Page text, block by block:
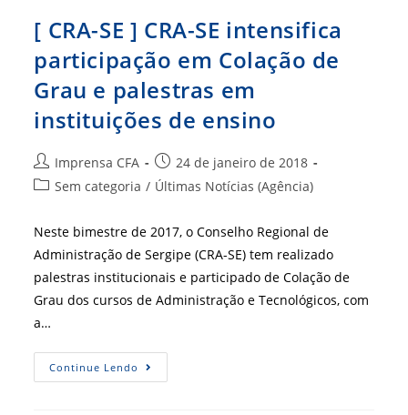
Profissional
Será
A
Partir
De
Março
[ CRA-SE ] CRA-SE intensifica
participação em Colação de
Grau e palestras em
instituições de ensino
Autor
do
Imprensa CFA
Post
publicado:
24 de janeiro de 2018
Categoria
post:
Sem categoria / Últimas Notícias (Agência)
Neste bimestre de 2017, o Conselho Regional de
Administração de Sergipe (CRA-SE) tem realizado
palestras institucionais e participado de Colação de
Grau dos cursos de Administração e Tecnológicos, com
a…
Continue Lendo
CRA-